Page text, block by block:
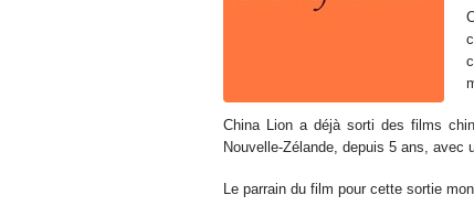
China Lion a déjà sorti des films
Nouvelle-Zélande, depuis 5 ans, avec
Le parrain du film pour cette sortie